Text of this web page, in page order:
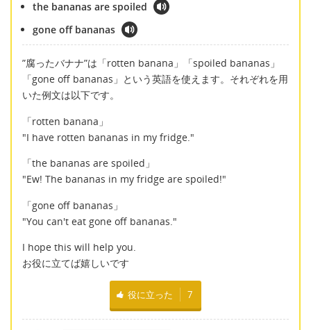
the bananas are spoiled
gone off bananas
”腐ったバナナ”は「rotten banana」「spoiled bananas」
「gone off bananas」という英語を使えます。それぞれを用
いた例文は以下です。
「rotten banana」
"I have rotten bananas in my fridge."
「the bananas are spoiled」
"Ew! The bananas in my fridge are spoiled!"
「gone off bananas」
"You can't eat gone off bananas."
I hope this will help you.
お役に立てば嬉しいです
役に立った 7